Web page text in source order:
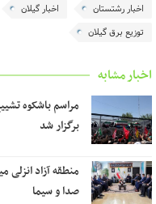
اخبار رشتستان اخبار گیلان
توزیع برق گیلان
اخبار مشابه
مراسم باشکوه
برگزار شد
منطقه آزاد
صدا و سیما